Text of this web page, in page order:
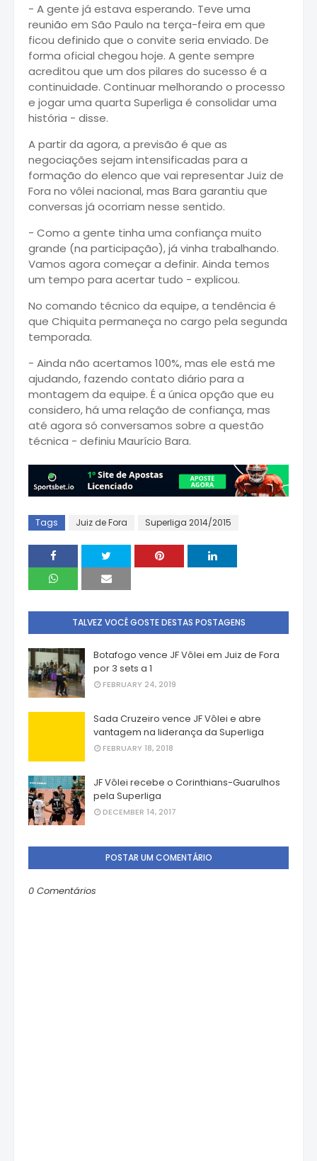
- A gente já estava esperando. Teve uma
reunião em São Paulo na terça-feira em que
ficou definido que o convite seria enviado. De
forma oficial chegou hoje. A gente sempre
acreditou que um dos pilares do sucesso é a
continuidade. Continuar melhorando o processo
e jogar uma quarta Superliga é consolidar uma
história - disse.
A partir da agora, a previsão é que as
negociações sejam intensificadas para a
formação do elenco que vai representar Juiz de
Fora no vôlei nacional, mas Bara garantiu que
conversas já ocorriam nesse sentido.
- Como a gente tinha uma confiança muito
grande (na participação), já vinha trabalhando.
Vamos agora começar a definir. Ainda temos
um tempo para acertar tudo - explicou.
No comando técnico da equipe, a tendência é
que Chiquita permaneça no cargo pela segunda
temporada.
- Ainda não acertamos 100%, mas ele está me
ajudando, fazendo contato diário para a
montagem da equipe. É a única opção que eu
considero, há uma relação de confiança, mas
até agora só conversamos sobre a questão
técnica - definiu Maurício Bara.
Tags Juiz de Fora Superliga 2014/2015
TALVEZ VOCÊ GOSTE DESTAS POSTAGENS
Botafogo vence JF Vôlei em Juiz de Fora
por 3 sets a 1
FEBRUARY 24, 2019
Sada Cruzeiro vence JF Vôlei e abre
vantagem na liderança da Superliga
FEBRUARY 18, 2018
JF Vôlei recebe o Corinthians-Guarulhos
pela Superliga
DECEMBER 14, 2017
POSTAR UM COMENTÁRIO
0 Comentários